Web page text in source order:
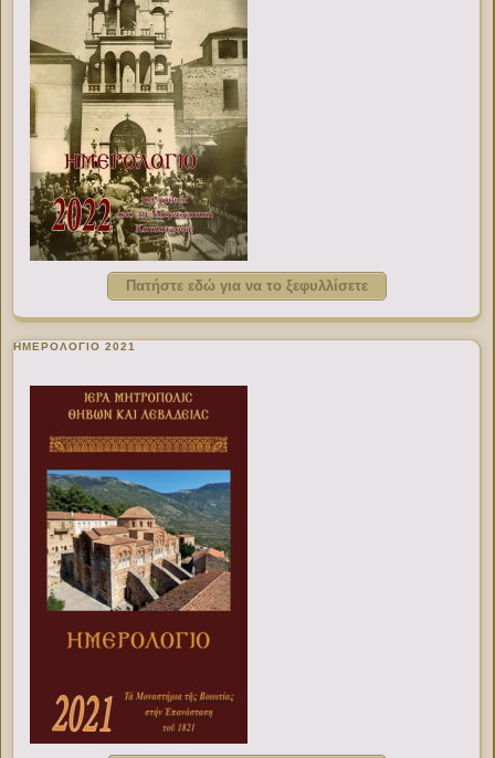
Πατήστε εδώ για να το ξεφυλλίσετε
ΗΜΕΡΟΛΟΓΙΟ 2021